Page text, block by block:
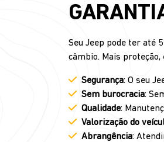
Seu Jeep pode ter até
câmbio. Mais proteção,
Segurança: O seu
Sem burocracia:
Qualidade:
Valorização do
Abrangência: